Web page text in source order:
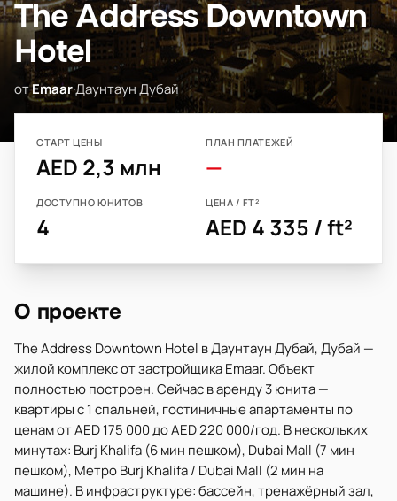
The Address Downtown
Hotel
отEmaar·Даунтаун Дубай
СТАРТ ЦЕНЫ
AED 2,3 млн
ПЛАН ПЛАТЕЖЕЙ
—
ДОСТУПНО ЮНИТОВ
4
ЦЕНА / FT²
AED 4 335 / ft²
О проекте
The Address Downtown Hotel в Даунтаун Дубай, Дубай —
жилой комплекс от застройщика Emaar. Объект
полностью построен. Сейчас в аренду 3 юнита —
квартиры с 1 спальней, гостиничные апартаменты по
ценам от AED 175 000 до AED 220 000/год. В нескольких
минутах: Burj Khalifa (6 мин пешком), Dubai Mall (7 мин
пешком), Метро Burj Khalifa / Dubai Mall (2 мин на
машине). В инфраструктуре: бассейн, тренажёрный зал,